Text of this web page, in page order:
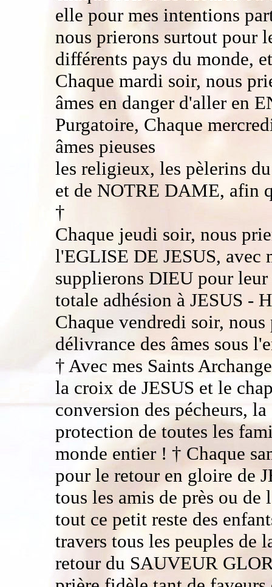
elle pour mes intentions
nous prierons surtout pour
différents pays du monde,
Chaque mardi soir, nous
âmes en danger d'aller en
Purgatoire, Chaque
âmes pieuses
les religieux, les pèlerins
et de NOTRE DAME, afin
†
Chaque jeudi soir, nous
l'EGLISE DE JESUS, avec
supplierons DIEU pour
totale adhésion à JESUS -
Chaque vendredi soir,
délivrance des âmes sous
† Avec mes Saints
la croix de JESUS et le
conversion des pécheurs,
protection de toutes les
monde entier ! † Chaque
pour le retour en gloire de
tous les amis de près ou
tout ce petit reste des
travers tous les peuples de
retour du SAUVEUR